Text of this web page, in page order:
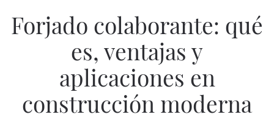
Forjado colaborante: qué
es, ventajas y
aplicaciones en
construcción moderna